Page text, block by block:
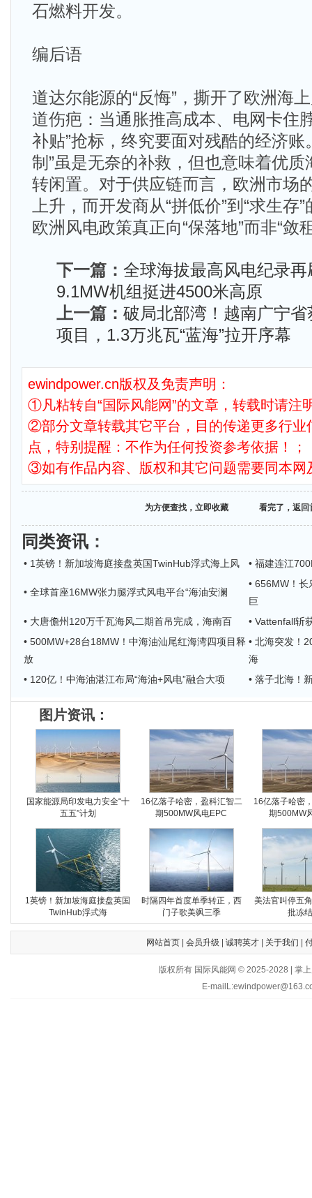
石燃料开发。
编后语
道达尔能源的“反悔”，撕开了欧洲海
道伤疤：当通胀推高成本、电网卡住
补贴”抢标，终究要面对残酷的经济账
制”虽是无奈的补救，但也意味着优
转闲置。对于供应链而言，欧洲市场
上升，而开发商从“拼低价”到“求生存
欧洲风电政策真正向“保落地”而非“敛
下一篇： 全球海拔最高风电纪录
9.1MW机组挺进4500米高原
上一篇： 破局北部湾！越南广宁
项目，1.3万兆瓦“蓝海”拉开序幕
ewindpower.cn版权及免责声明：
①凡粘转自“国际风能网”的文章，转载时请注
②部分文章转载其它平台，目的传递更多行业
点，特别提醒：不作为任何投资参考依据！；
③如有作品内容、版权和其它问题需要同本网
为方便查找，立即收藏 看完了，返回
同类资讯 ：
• 1英镑！新加坡海庭接盘英国TwinHub浮式海上风 • 福建连江
• 全球首座16MW张力腿浮式风电平台“海油安澜
• 656MW！
巨
• 大唐儋州120万千瓦海风二期首吊完成，海南百
• Vattenfall斩
• 500MW+28台18MW！中海油汕尾红海湾四项目释
放
• 北海突发！
海
• 120亿！中海油湛江布局“海油+风电”融合大项
• 落子北海！
图片资讯：
国家能源局印发电力安全“十
五五”计划
16亿落子哈密，盈科汇智二
期500MW风电EPC
16亿落子哈密
期500MW
1英镑！新加坡海庭接盘英国
TwinHub浮式海
时隔四年首度单季转正，西
门子歌美飒三季
美法官叫停五
批冻
网站首页| 会员升级 诚聘英才| 关于我们
版权所有 国际风能网 © 2025-2028 | 掌
E-